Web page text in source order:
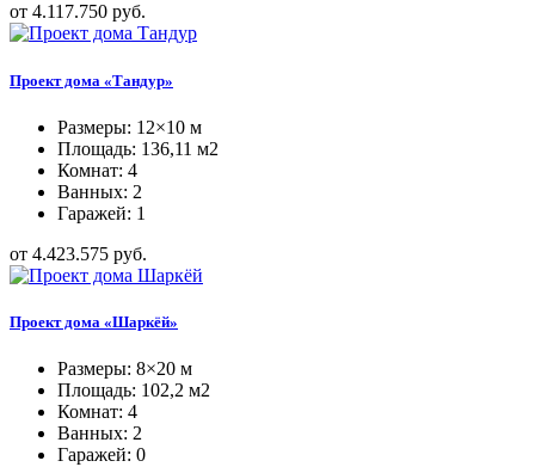
от 4.117.750 руб.
Проект дома «Тандур»
Размеры: 12×10 м
Площадь: 136,11 м2
Комнат: 4
Ванных: 2
Гаражей: 1
от 4.423.575 руб.
Проект дома «Шаркёй»
Размеры: 8×20 м
Площадь: 102,2 м2
Комнат: 4
Ванных: 2
Гаражей: 0